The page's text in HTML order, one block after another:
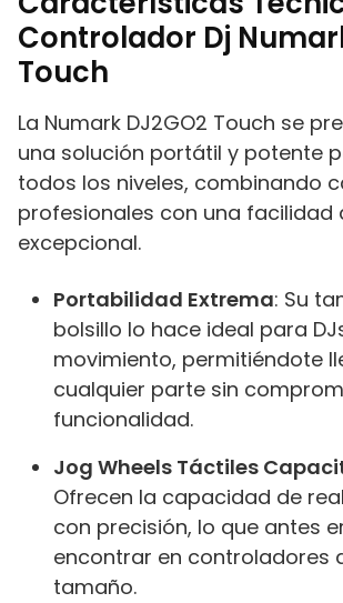
Controlador Dj
Touch
La Numark DJ2GO2 Touch se
una solución portátil y potente
todos los niveles, combinando
profesionales con una facilidad
excepcional.
Portabilidad Extrema: Su
bolsillo lo hace ideal para
movimiento, permitiéndote
cualquier parte sin
funcionalidad.
Jog Wheels Táctiles
Ofrecen la capacidad de
con precisión, lo que antes
encontrar en controladores
tamaño.